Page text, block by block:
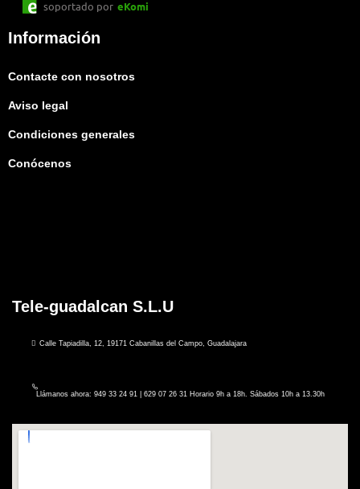
soportado por eKomi
Información
Contacte con nosotros
Aviso legal
Condiciones generales
Conócenos
Tele-guadalcan S.L.U
Calle Tapiadilla, 12, 19171 Cabanillas del Campo, Guadalajara
Llámanos ahora: 949 33 24 91 | 629 07 26 31 Horario 9h a 18h. Sábados 10h a 13.30h